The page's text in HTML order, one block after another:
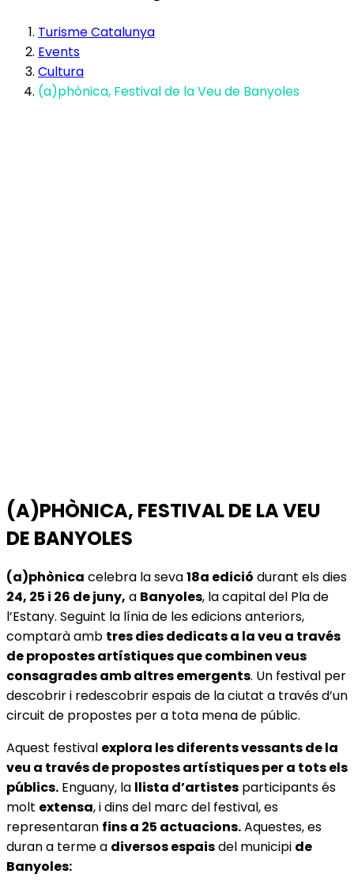
Turisme Catalunya
Events
Cultura
(a)phònica, Festival de la Veu de Banyoles
(A)PHÒNICA, FESTIVAL DE LA VEU
DE BANYOLES
(a)phònica celebra la seva18a edició durant els dies
24, 25 i 26 de juny, a Banyoles, la capital del Pla de
l’Estany. Seguint la línia de les edicions anteriors,
comptarà amb tres dies dedicats a la veu a través
de propostes artístiques que combinen veus
consagrades amb altres emergents. Un festival per
descobrir i redescobrir espais de la ciutat a través d’un
circuit de propostes per a tota mena de públic.
Aquest festival explora les diferents vessants de la
veu a través de propostes artístiques per a tots els
públics. Enguany, la llista d’artistes participants és
molt extensa, i dins del marc del festival, es
representaran fins a 25 actuacions.Aquestes, es
duran a terme a diversos espaisdel municipi de
Banyoles: